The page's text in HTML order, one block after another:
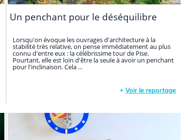
Un penchant pour le déséquilibre
Lorsqu'on évoque les ouvrages d'architecture à la
stabilité très relative, on pense immédiatement au plus
connu d'entre eux : la célébrissime tour de Pise.
Pourtant, elle est loin d'être la seule à avoir un penchant
pour l'inclinaison. Cela ...
+ Voir le reportage